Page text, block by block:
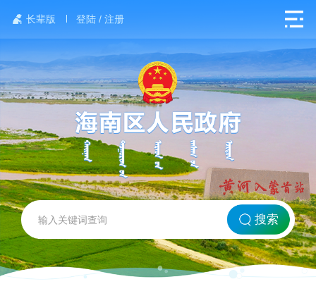
长辈版 登陆 / 注册
网站首页
北方海南
搜索